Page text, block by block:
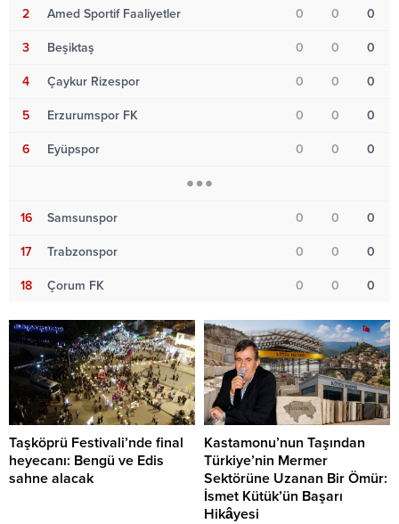
2 Amed Sportif Faaliyetler 0 0 0
3 Beşiktaş 0 0 0
4 Çaykur Rizespor 0 0 0
5 Erzurumspor FK 0 0 0
6 Eyüpspor 0 0 0
16 Samsunspor 0 0 0
17 Trabzonspor 0 0 0
18 Çorum FK 0 0 0
Taşköprü Festivali’nde final
heyecanı: Bengü ve Edis
sahne alacak
Kastamonu’nun Taşından
Türkiye’nin Mermer
Sektörüne Uzanan Bir Ömür:
İsmet Kütük’ün Başarı
Hikâyesi